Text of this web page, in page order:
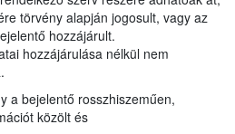
törvény alapján jogosult, vagy az
hozzájárult.
hozzájárulása nélkül nem
a bejelentő rosszhiszeműen,
közölt és